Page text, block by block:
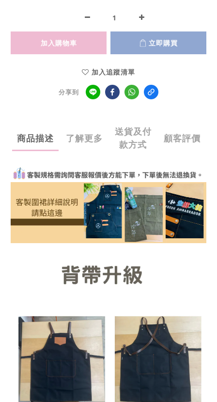
加入購物車 立即購買
加入追蹤清單
分享到
商品描述 了解更多
送貨及付
款方式
顧客評價